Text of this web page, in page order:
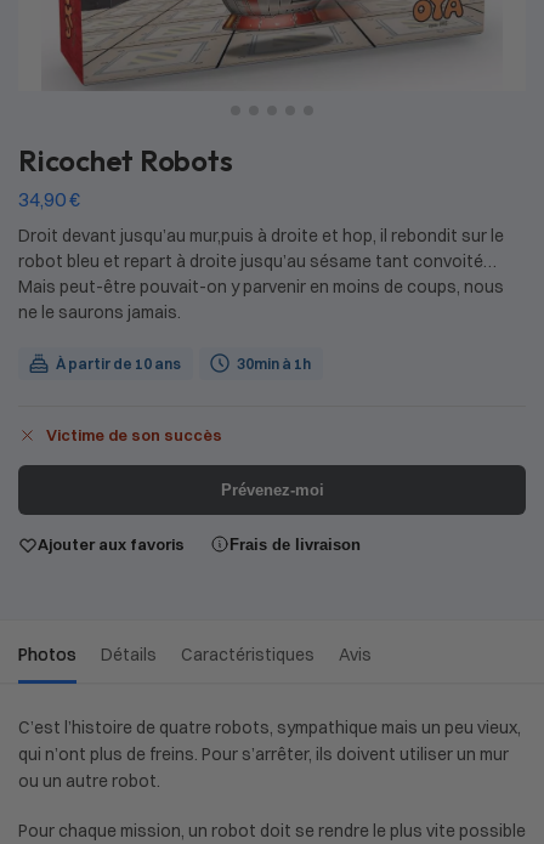
Ricochet Robots
34,90€
Droit devant jusqu’au mur,puis à droite et hop, il rebondit sur le
robot bleu et repart à droite jusqu’au sésame tant convoité…
Mais peut-être pouvait-on y parvenir en moins de coups, nous
ne le saurons jamais.
À partir de 10 ans 30min à 1h
Victime de son succès
Prévenez-moi
Ajouter aux favoris Frais de livraison
Photos Détails Caractéristiques Avis
C’est l’histoire de quatre robots, sympathique mais un peu vieux,
qui n’ont plus de freins. Pour s’arrêter, ils doivent utiliser un mur
ou un autre robot.
Pour chaque mission, un robot doit se rendre le plus vite possible